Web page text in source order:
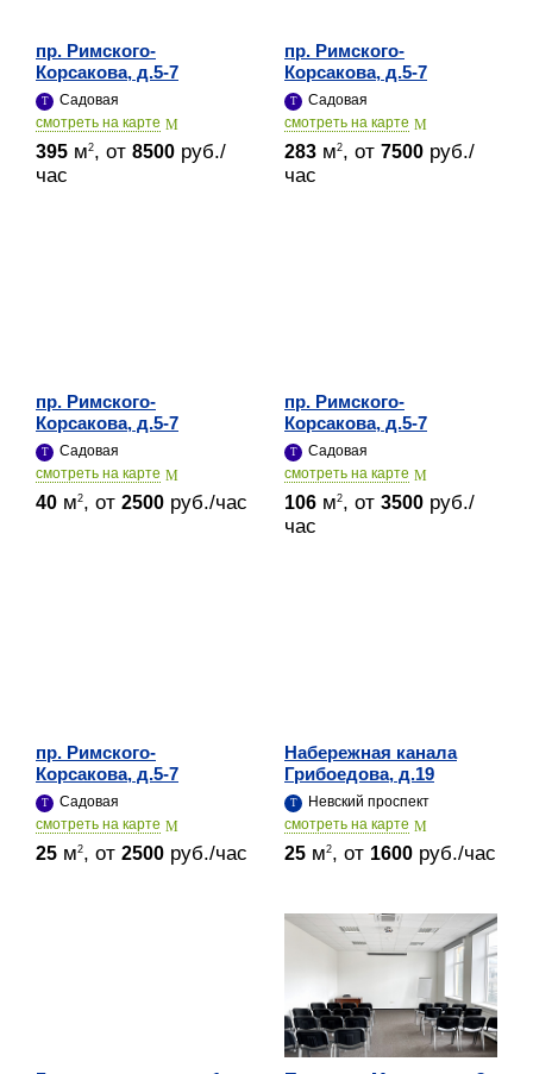
пр. Римского-
Корсакова, д.5-7
Садовая
cмотреть на карте
395 м2, от 8500 руб./
час
пр. Римского-
Корсакова, д.5-7
Садовая
cмотреть на карте
283 м2, от 7500 руб./
час
пр. Римского-
Корсакова, д.5-7
Садовая
cмотреть на карте
40 м2, от 2500 руб./час
пр. Римского-
Корсакова, д.5-7
Садовая
cмотреть на карте
106 м2, от 3500 руб./
час
пр. Римского-
Корсакова, д.5-7
Садовая
cмотреть на карте
25 м2, от 2500 руб./час
Набережная канала
Грибоедова, д.19
Невский проспект
cмотреть на карте
25 м2, от 1600 руб./час